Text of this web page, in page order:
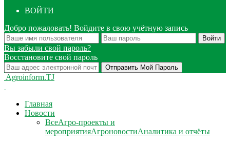
ВОЙТИ
Добро пожаловать! Войдите в свою учётную запись
Вы забыли свой пароль?
Восстановите свой пароль
Agroinform.TJ
Главная
Новости
ВсеАгро-проекты и
мероприятияАгроновостиАналитика и отчёты